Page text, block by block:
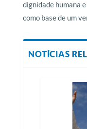
dignidade humana
como base de um
NOTÍCIAS